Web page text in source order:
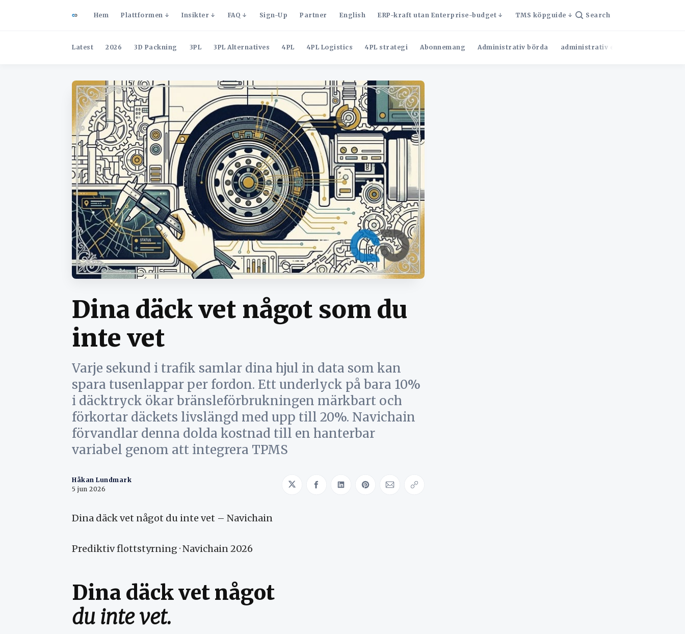
Hem Plattformen Insikter FAQ Sign-Up Partner English ERP-kraft utan Enterprise-budget TMS köpguide Search
Latest 2026 3D Packning 3PL 3PL Alternatives 4PL 4PL Logistics 4PL strategi Abonnemang Administrativ börda administrativ effektivitet
Dina däck vet något som du
inte vet
Varje sekund i trafik samlar dina hjul in data som kan
spara tusenlappar per fordon. Ett underlyck på bara 10%
i däcktryck ökar bränsleförbrukningen märkbart och
förkortar däckets livslängd med upp till 20%. Navichain
förvandlar denna dolda kostnad till en hanterbar
variabel genom att integrera TPMS
Håkan Lundmark
5 jun 2026
Share on Twitter
Share on Facebook
Share on LinkedIn
Share on Pinterest
Share via Email
Copy link
Dina däck vet något du inte vet – Navichain
Prediktiv flottstyrning · Navichain 2026
Dina däck vet något
du inte vet.